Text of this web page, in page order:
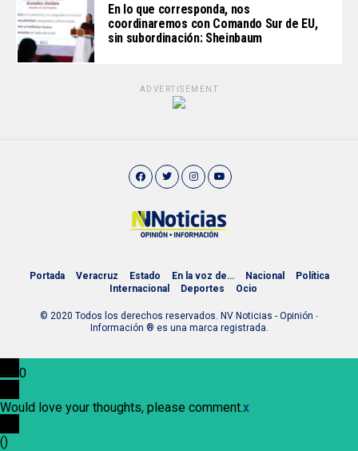
En lo que corresponda, nos
coordinaremos con Comando Sur de EU,
sin subordinación: Sheinbaum
ADVERTISEMENT
Portada Veracruz Estado En la voz de… Nacional
Política
Internacional
Deportes Ocio
© 2020 Todos los derechos reservados. NV Noticias - Opinión ∙
Información ® es una marca registrada.
0
Would love your thoughts, please comment.x
()